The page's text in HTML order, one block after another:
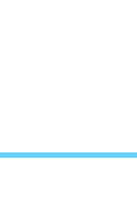
時間AM9:00～